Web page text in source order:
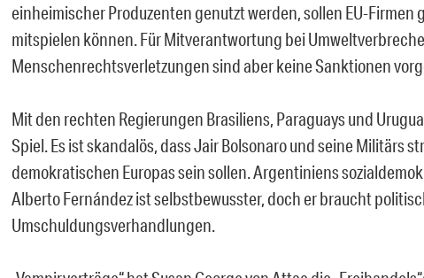
einheimischer Produzenten genutzt werden, sollen EU-
mitspielen können. Für Mitverantwortung bei
Menschenrechtsverletzungen sind aber keine Sanktionen
Mit den rechten Regierungen Brasiliens, Paraguays und
Spiel. Es ist skandalös, dass Jair Bolsonaro und seine Militärs
demokratischen Europas sein sollen. Argentiniens
Alberto Fernández ist selbstbewusster, doch er braucht
Umschuldungsverhandlungen.